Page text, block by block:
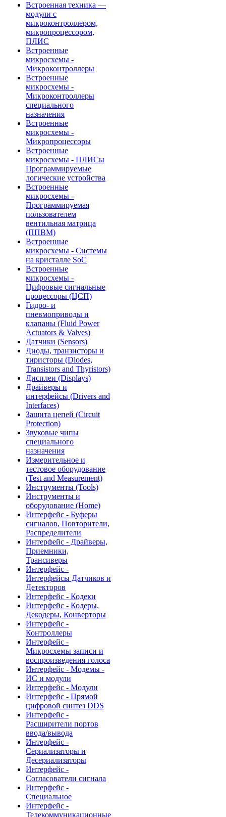
Встроенная техника —
модули с
микроконтроллером,
микропроцессором,
ПЛИС
Встроенные
микросхемы -
Микроконтроллеры
Встроенные
микросхемы -
Микроконтроллеры
специального
назначения
Встроенные
микросхемы -
Микропроцессоры
Встроенные
микросхемы - ПЛИСы
Программируемые
логические устройства
Встроенные
микросхемы -
Программируемая
пользователем
вентильная матрица
(ППВМ)
Встроенные
микросхемы - Системы
на кристалле SoC
Встроенные
микросхемы -
Цифровые сигнальные
процессоры (ЦСП)
Гидро- и
пневмоприводы и
клапаны (Fluid Power
Actuators & Valves)
Датчики (Sensors)
Диоды, транзисторы и
тиристоры (Diodes,
Transistors and Thyristors)
Дисплеи (Displays)
Драйверы и
интерфейсы (Drivers and
Interfaces)
Защита цепей (Circuit
Protection)
Звуковые чипы
специального
назначения
Измерительное и
тестовое оборудование
(Test and Measurement)
Инструменты (Tools)
Инструменты и
оборудование (Home)
Интерфейс - Буферы
сигналов, Повторители,
Распределители
Интерфейс - Драйверы,
Приемники,
Трансиверы
Интерфейс -
Интерфейсы Датчиков и
Детекторов
Интерфейс - Кодеки
Интерфейс - Кодеры,
Декодеры, Конверторы
Интерфейс -
Контроллеры
Интерфейс -
Микросхемы записи и
воспроизведения голоса
Интерфейс - Модемы -
ИС и модули
Интерфейс - Модули
Интерфейс - Прямой
цифровой синтез DDS
Интерфейс -
Расширители портов
ввода/вывода
Интерфейс -
Сериализаторы и
Десериализаторы
Интерфейс -
Согласователи сигнала
Интерфейс -
Специальное
Интерфейс -
Телекоммуникационные